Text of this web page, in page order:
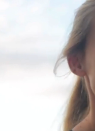
Du
in
Dann bist du
wir wissen, dass